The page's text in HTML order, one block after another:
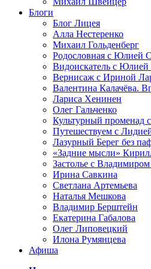
Блоги
Блог Лицея
Алла Нестеренко
Михаил Гольденберг
Родословная с Юлией
Видоискатель с
Вернисаж с Ириной
Валентина Калачёва.
Лариса Хенинен
Олег Гальченко
Культурный променад
Путешествуем с
Лазурный Берег без
«Задние мысли»
Застолье с
Ирина Савкина
Светлана Артемьева
Наталья Мешкова
Владимир Берштейн
Екатерина Габалова
Олег Липовецкий
Илона Румянцева
Афиша